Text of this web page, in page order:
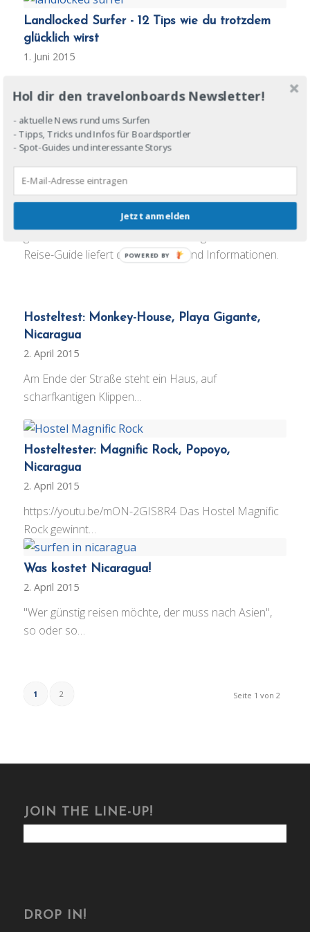
Landlocked Surfer - 12 Tips wie du trotzdem
glücklich wirst
1. Juni 2015
nichts - mit diesen Tipps bist du auch zwischen
deinen Surftrips glücklich!
Reise-Guide Nicaragua: Darum lieben
Backpacker und Surfer dieses Land!
2. April 2015
Nicaragua bietet für Backpacker viel Abenteuer für
Reise-Guide liefert dir Reisetipps und Informationen.
Hosteltest: Monkey-House, Playa Gigante,
Nicaragua
2. April 2015
Am Ende der Straße steht ein Haus, auf
scharfkantigen Klippen…
Hosteltester: Magnific Rock, Popoyo,
Nicaragua
2. April 2015
https://youtu.be/mON-2GIS8R4 Das Hostel Magnific
Rock gewinnt…
Was kostet Nicaragua!
2. April 2015
"Wer günstig reisen möchte, der muss nach Asien",
so oder so…
Seite 1 von 2
1 2
JOIN THE LINE-UP!
DROP IN!
Hol dir den travelonboards Newsletter!
- aktuelle News rund ums Surfen
- Tipps, Tricks und Infos für Boardsportler
- Spot-Guides und interessante Storys
Jetzt anmelden
POWERED BY